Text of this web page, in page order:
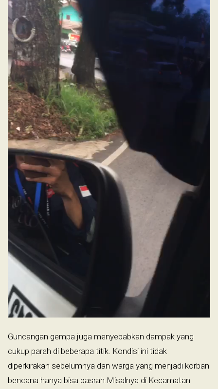
Guncangan gempa juga menyebabkan dampak yang
cukup parah di beberapa titik. Kondisi ini tidak
diperkirakan sebelumnya dan warga yang menjadi korban
bencana hanya bisa pasrah.Misalnya di Kecamatan